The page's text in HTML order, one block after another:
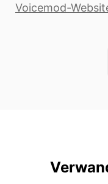
Voicemod-